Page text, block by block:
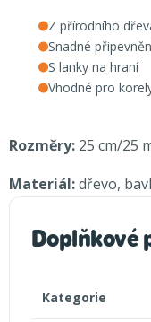
Z přírodního
Snadné
S lanky na hraní
Vhodné pro
Rozměry: 25 cm/25
Materiál:dřevo,
Doplňkové
Kategorie